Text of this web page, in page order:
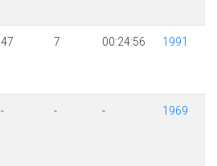
47 7 00:24:56 1991
- - - 1969